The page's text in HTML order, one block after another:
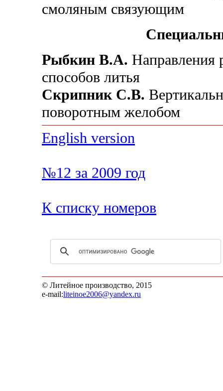
смоляным связующим
Рыбкин В.А. Направления
способов литья
Скрипник С.В.
поворотным желобом
English version
№12 за 2009 год
К списку номеров
© Литейное производство, 2015
e-mail:liteinoe2006@yandex.ru